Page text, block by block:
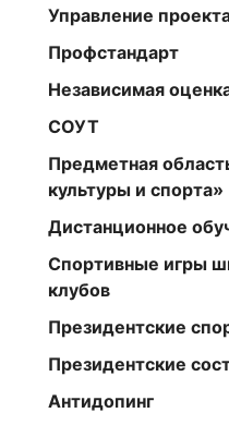
Управление
Профстандарт
Независимая
СОУТ
Предметная
культуры и спорта»
Дистанционное
Спортивные игры
клубов
Президентские
Президентские
Антидопинг